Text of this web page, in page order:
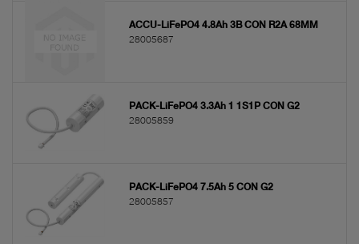
fungerande batterier.Kontakta oss!
ACCU-LiFePO4 4.8Ah 3B CON R2A 68MM
28005687
PACK-LiFePO4 3.3Ah 1 1S1P CON G2
28005859
PACK-LiFePO4 7.5Ah 5 CON G2
28005857